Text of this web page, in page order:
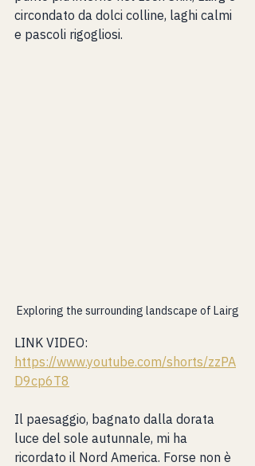
circondato da dolci colline, laghi calmi
e pascoli rigogliosi.
Exploring the surrounding landscape of Lairg
LINK VIDEO:
https://www.youtube.com/shorts/zzPA
D9cp6T8
Il paesaggio, bagnato dalla dorata
luce del sole autunnale, mi ha
ricordato il Nord America. Forse non è